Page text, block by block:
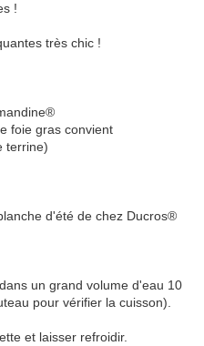
!
très chic !
foie gras convient
terrine)
d'été de chez Ducros®
un grand volume d'eau 10
pour vérifier la cuisson).
et laisser refroidir.